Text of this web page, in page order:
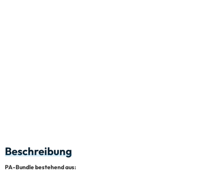
Beschreibung
PA-Bundle bestehend aus: